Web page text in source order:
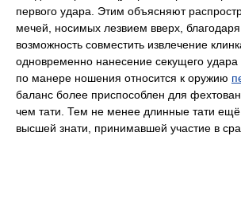
первого удара. Этим объясняют
мечей, носимых лезвием вверх,
возможность совместить извлечение
одновременно нанесение секущего удара
по манере ношения относится к оружию
баланс более приспособлен для
чем тати. Тем не менее длинные тати ещё
высшей знати, принимавшей участие в